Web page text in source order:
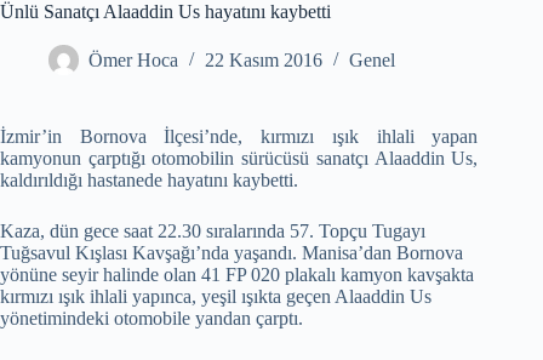
Ünlü Sanatçı Alaaddin Us hayatını kaybetti
Ömer Hoca 22 Kasım 2016 Genel
İzmir’in Bornova İlçesi’nde, kırmızı ışık ihlali yapan
kamyonun çarptığı otomobilin sürücüsü sanatçı Alaaddin Us,
kaldırıldığı hastanede hayatını kaybetti.
Kaza, dün gece saat 22.30 sıralarında 57. Topçu Tugayı
Tuğsavul Kışlası Kavşağı’nda yaşandı. Manisa’dan Bornova
yönüne seyir halinde olan 41 FP 020 plakalı kamyon kavşakta
kırmızı ışık ihlali yapınca, yeşil ışıkta geçen Alaaddin Us
yönetimindeki otomobile yandan çarptı.